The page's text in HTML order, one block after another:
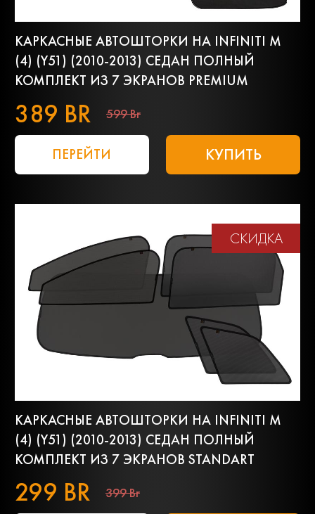
КАРКАСНЫЕ АВТОШТОРКИ НА INFINITI M
(4) (Y51) (2010-2013) СЕДАН ПОЛНЫЙ
КОМПЛЕКТ ИЗ 7 ЭКРАНОВ PREMIUM
389 BR 599 Br
ПЕРЕЙТИ КУПИТЬ
СКИДКА
КАРКАСНЫЕ АВТОШТОРКИ НА INFINITI M
(4) (Y51) (2010-2013) СЕДАН ПОЛНЫЙ
КОМПЛЕКТ ИЗ 7 ЭКРАНОВ STANDART
299 BR 399 Br